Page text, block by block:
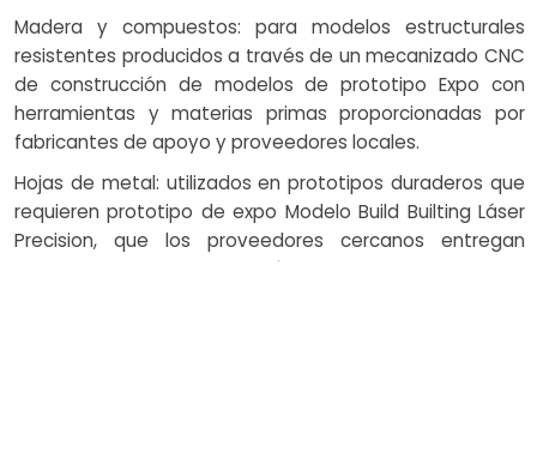
Madera y compuestos: para modelos estructurales
resistentes producidos a través de un mecanizado CNC
de construcción de modelos de prototipo Expo con
herramientas y materias primas proporcionadas por
fabricantes de apoyo y proveedores locales.
Hojas de metal: utilizados en prototipos duraderos que
requieren prototipo de expo Modelo Build Builting Láser
Precision, que los proveedores cercanos entregan
constantemente con garantía de calidad.